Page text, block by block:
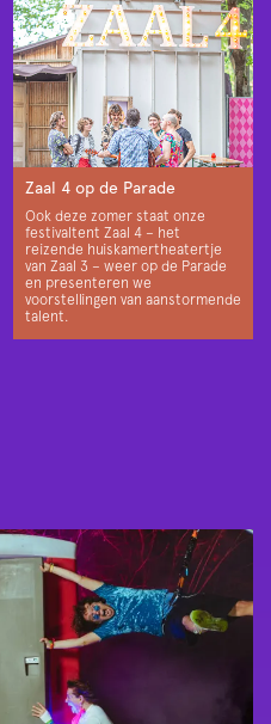
Zaal 4 op de Parade
Ook deze zomer staat onze
festivaltent Zaal 4 – het
reizende huiskamertheatertje
van Zaal 3 – weer op de Parade
en presenteren we
voorstellingen van aanstormende
talent.